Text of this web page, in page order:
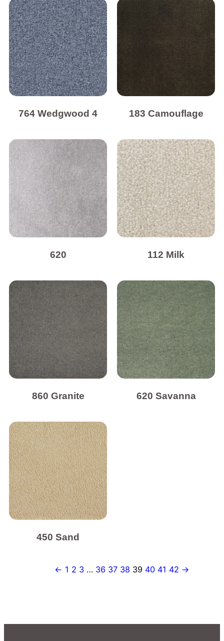
764 Wedgwood 4 183 Camouflage
620 112 Milk
860 Granite 620 Savanna
450 Sand
← 1 2 3 … 36 37 38 39 40 41 42 →